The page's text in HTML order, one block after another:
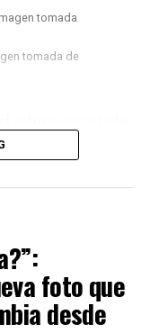
tomada de
a Juanda
con Mariana
se conoció de
conversación
foto que
desde